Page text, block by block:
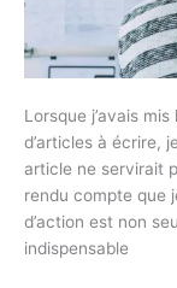
Lorsque j’avais
d’articles à écrire,
article ne servirait
rendu compte que
d’action est non
indispensable